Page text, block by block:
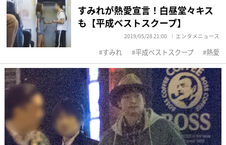
すみれが熱愛宣言！白昼堂々キス
も【平成ベストスクープ】
2019/05/28 21:00 エンタメニュース
すみれ 平成ベストスクープ 熱愛